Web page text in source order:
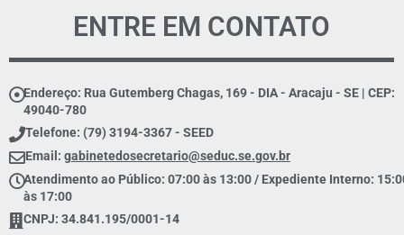
ENTRE EM CONTATO
Endereço: Rua Gutemberg Chagas, 169 - DIA - Aracaju - SE | CEP:
49040-780
Telefone: (79) 3194-3367 - SEED
Email: gabinetedosecretario@seduc.se.gov.br
Atendimento ao Público: 07:00 às 13:00 / Expediente Interno:
às 17:00
CNPJ: 34.841.195/0001-14